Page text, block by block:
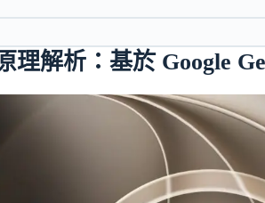
理解析：基於 Google